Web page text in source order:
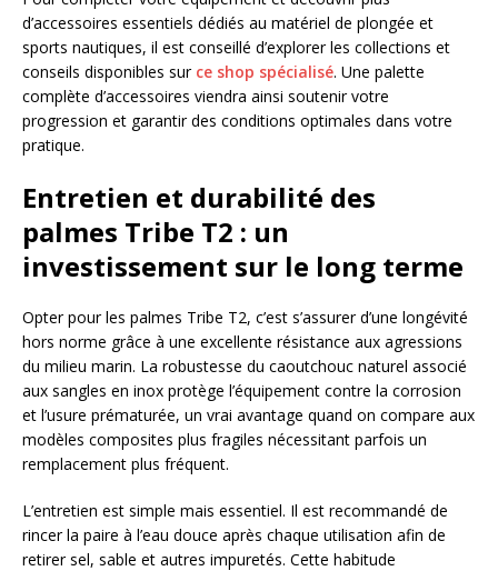
d’accessoires essentiels dédiés au matériel de plongée et
sports nautiques, il est conseillé d’explorer les collections et
conseils disponibles sur ce shop spécialisé. Une palette
complète d’accessoires viendra ainsi soutenir votre
progression et garantir des conditions optimales dans votre
pratique.
Entretien et durabilité des
palmes Tribe T2 : un
investissement sur le long terme
Opter pour les palmes Tribe T2, c’est s’assurer d’une longévité
hors norme grâce à une excellente résistance aux agressions
du milieu marin. La robustesse du caoutchouc naturel associé
aux sangles en inox protège l’équipement contre la corrosion
et l’usure prématurée, un vrai avantage quand on compare aux
modèles composites plus fragiles nécessitant parfois un
remplacement plus fréquent.
L’entretien est simple mais essentiel. Il est recommandé de
rincer la paire à l’eau douce après chaque utilisation afin de
retirer sel, sable et autres impuretés. Cette habitude